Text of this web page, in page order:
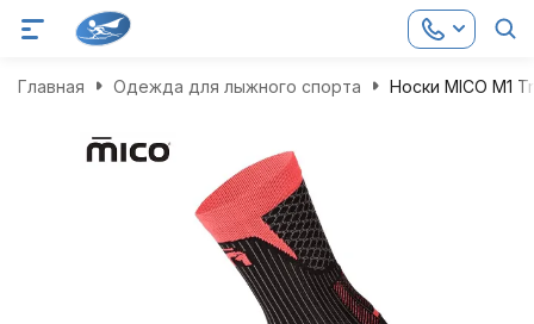
Главная Одежда для лыжного спорта Носки MICO M1